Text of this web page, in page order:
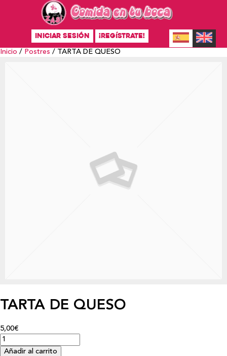
INICIAR SESIÓN ¡REGÍSTRATE!
Inicio / Postres / TARTA DE QUESO
TARTA DE QUESO
5,00€
Añadir al carrito